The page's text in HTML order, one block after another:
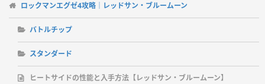
ロックマンエグゼ4攻略｜レッドサン・ブルームーン
バトルチップ
スタンダード
ヒートサイドの性能と入手方法【レッドサン・ブルームーン】